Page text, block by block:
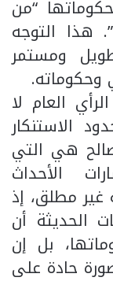
حكوماتها “من
هذا التوجه
ومستمر
وحكوماته.
العام لا
الاستنكار
هي التي
الأحداث
غير مطلق، إذ
الحديثة أن
بل إن
حادة على